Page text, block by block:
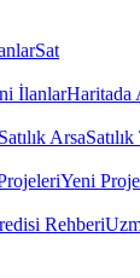
Sat
İlanlarHaritada
Satılık Arsa
Yeni
Rehberi